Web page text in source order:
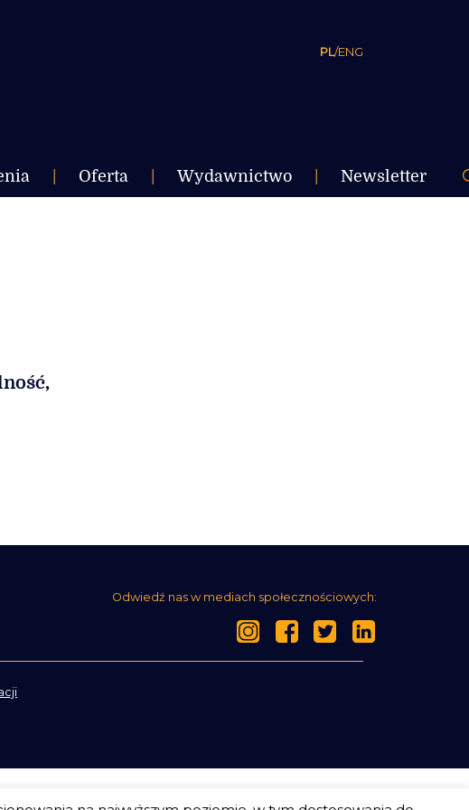
PL/ENG
Oferta Wydawnictwo Newsletter
Odwiedź nas w mediach społecznościowych: